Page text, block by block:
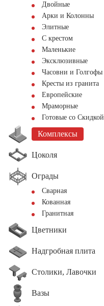
Двойные
Арки и Колонны
Элитные
С крестом
Маленькие
Эксклюзивные
Часовни и Голгофы
Кресты из гранита
Европейские
Мраморные
Готовые со Скидкой
Комплексы
Цоколя
Ограды
Сварная
Кованная
Гранитная
Цветники
Надгробная плита
Столики, Лавочки
Вазы